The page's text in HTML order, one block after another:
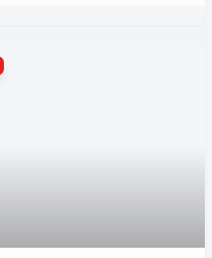
acumulările fizice și omogenizare.